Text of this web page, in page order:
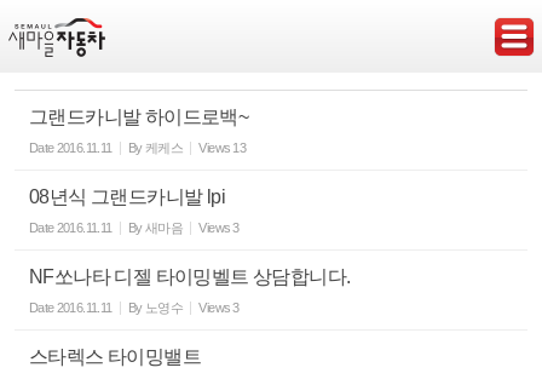
그랜드카니발 하이드로백~
Date2016.11.11 By 케케스 Views 13
08년식 그랜드카니발 lpi
Date2016.11.11 By새마음 Views 3
NF쏘나타 디젤 타이밍벨트 상담합니다.
Date2016.11.11 By 노영수 Views 3
스타렉스 타이밍밸트
Sketchbook5, 스케치북5
Sketchbook5, 스케치북5